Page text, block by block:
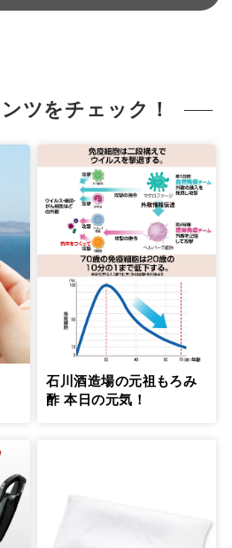
ツをチェック！
石川酒造場の元祖もろみ
酢 本日の元気！